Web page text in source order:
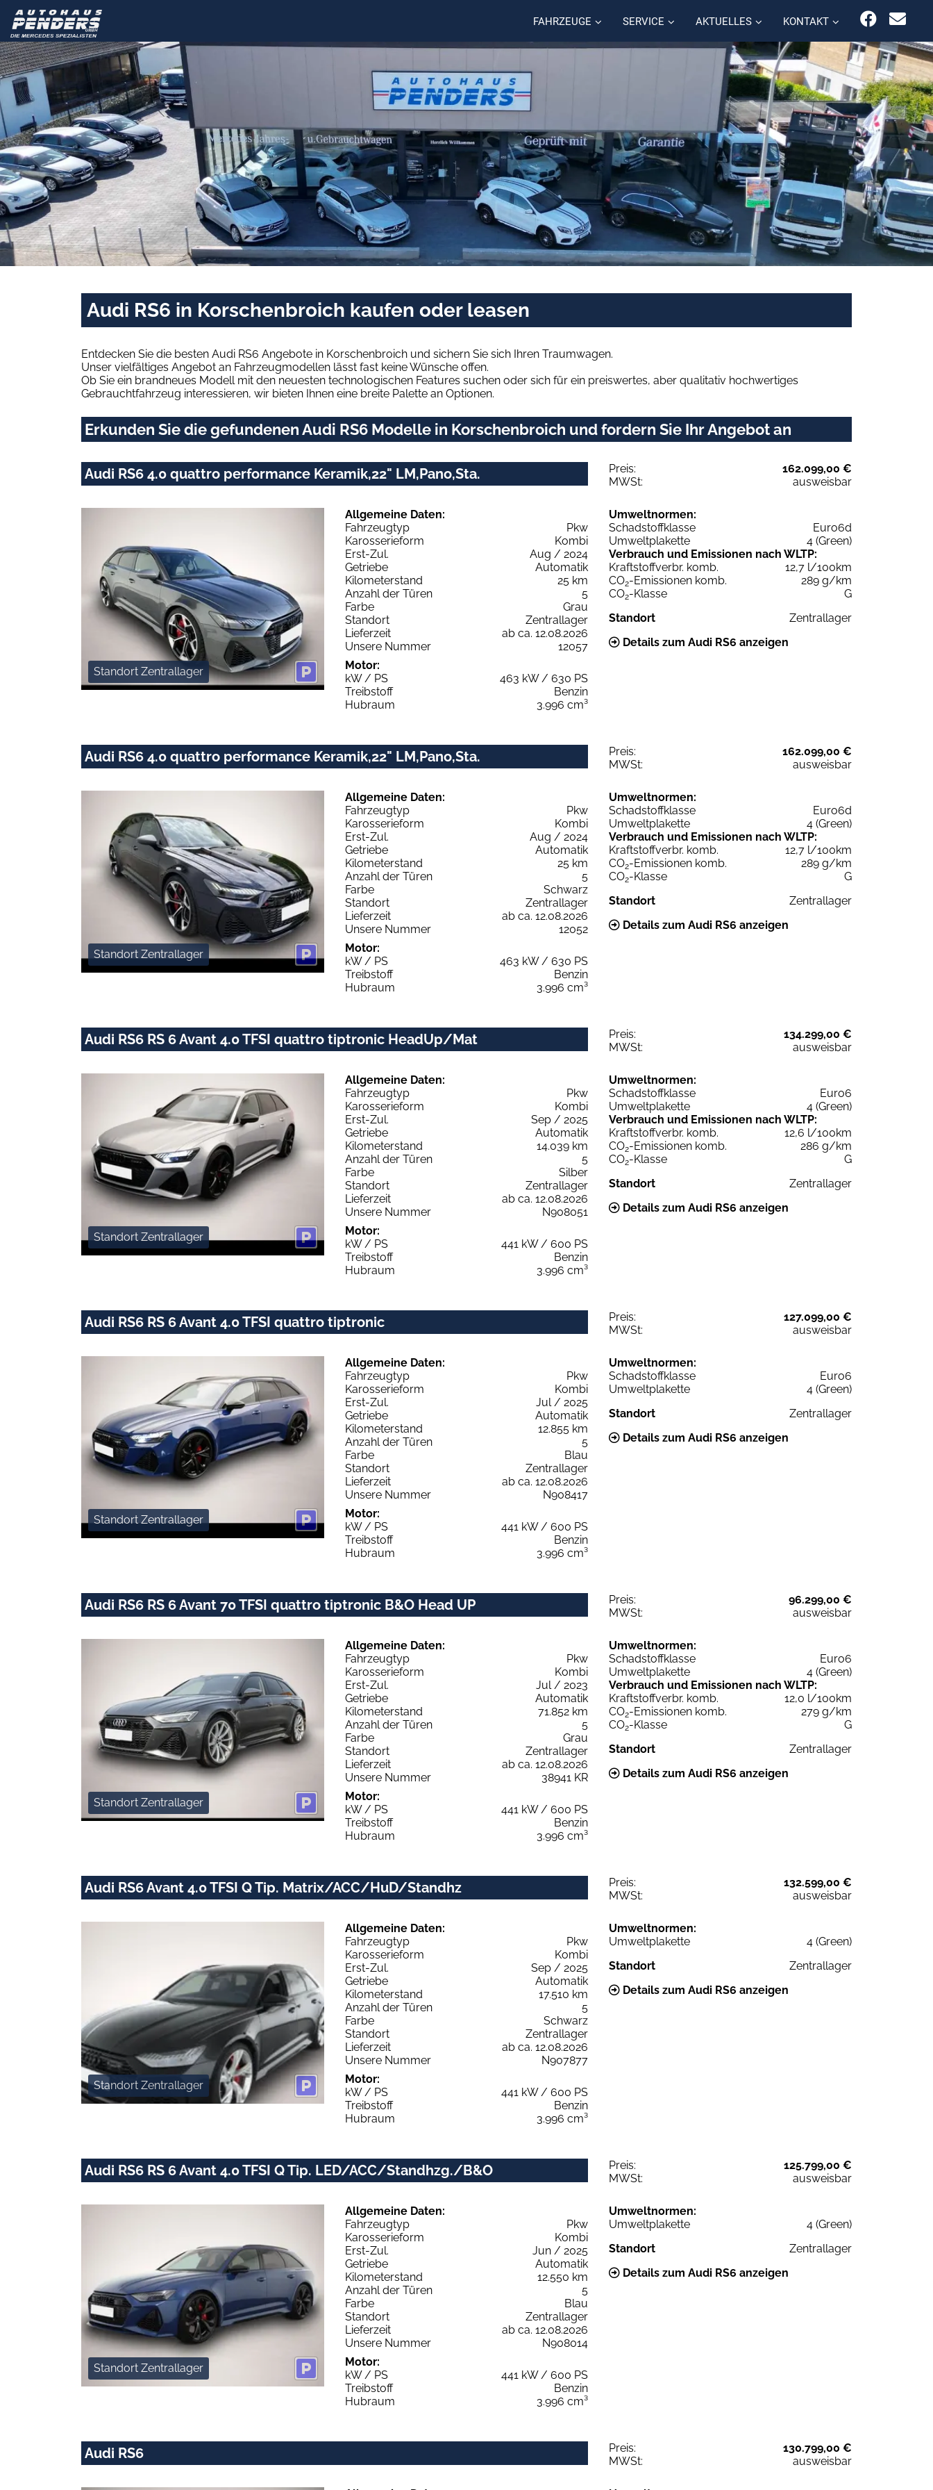
FAHRZEUGE SERVICE AKTUELLES KONTAKT
Audi RS6 in Korschenbroich kaufen oder leasen
Entdecken Sie die besten Audi RS6 Angebote in Korschenbroich und sichern Sie sich Ihren Traumwagen.
Unser vielfältiges Angebot an Fahrzeugmodellen lässt fast keine Wünsche offen.
Ob Sie ein brandneues Modell mit den neuesten technologischen Features suchen oder sich für ein preiswertes, aber qualitativ hochwertiges
Gebrauchtfahrzeug interessieren, wir bieten Ihnen eine breite Palette an Optionen.
Erkunden Sie die gefundenen Audi RS6 Modelle in Korschenbroich und fordern Sie Ihr Angebot an
Audi RS6 4.0 quattro performance Keramik,22" LM,Pano,Sta. Preis:
162.099,00 €
MWSt:
ausweisbar
Standort Zentrallager
Allgemeine Daten:
Fahrzeugtyp
Pkw
Karosserieform
Kombi
Erst-Zul.
Aug / 2024
Getriebe
Automatik
Kilometerstand
25 km
Anzahl der Türen
5
Farbe
Grau
Standort
Zentrallager
Lieferzeit
ab ca. 12.08.2026
Unsere Nummer
12057
Motor:
kW / PS
463 kW / 630 PS
Treibstoff
Benzin
Hubraum
3.996 cm³
Umweltnormen:
Schadstoffklasse
Euro6d
Umweltplakette
4 (Green)
Verbrauch und Emissionen nach WLTP:
Kraftstoffverbr. komb.
12,7 l/100km
CO2-Emissionen komb.
289 g/km
CO2-Klasse
G
Standort
Zentrallager
Details zum Audi RS6 anzeigen
Audi RS6 4.0 quattro performance Keramik,22" LM,Pano,Sta. Preis:
162.099,00 €
MWSt:
ausweisbar
Standort Zentrallager
Allgemeine Daten:
Fahrzeugtyp
Pkw
Karosserieform
Kombi
Erst-Zul.
Aug / 2024
Getriebe
Automatik
Kilometerstand
25 km
Anzahl der Türen
5
Farbe
Schwarz
Standort
Zentrallager
Lieferzeit
ab ca. 12.08.2026
Unsere Nummer
12052
Motor:
kW / PS
463 kW / 630 PS
Treibstoff
Benzin
Hubraum
3.996 cm³
Umweltnormen:
Schadstoffklasse
Euro6d
Umweltplakette
4 (Green)
Verbrauch und Emissionen nach WLTP:
Kraftstoffverbr. komb.
12,7 l/100km
CO2-Emissionen komb.
289 g/km
CO2-Klasse
G
Standort
Zentrallager
Details zum Audi RS6 anzeigen
Audi RS6 RS 6 Avant 4.0 TFSI quattro tiptronic HeadUp/Mat Preis:
134.299,00 €
MWSt:
ausweisbar
Standort Zentrallager
Allgemeine Daten:
Fahrzeugtyp
Pkw
Karosserieform
Kombi
Erst-Zul.
Sep / 2025
Getriebe
Automatik
Kilometerstand
14.039 km
Anzahl der Türen
5
Farbe
Silber
Standort
Zentrallager
Lieferzeit
ab ca. 12.08.2026
Unsere Nummer
N908051
Motor:
kW / PS
441 kW / 600 PS
Treibstoff
Benzin
Hubraum
3.996 cm³
Umweltnormen:
Schadstoffklasse
Euro6
Umweltplakette
4 (Green)
Verbrauch und Emissionen nach WLTP:
Kraftstoffverbr. komb.
12,6 l/100km
CO2-Emissionen komb.
286 g/km
CO2-Klasse
G
Standort
Zentrallager
Details zum Audi RS6 anzeigen
Audi RS6 RS 6 Avant 4.0 TFSI quattro tiptronic Preis:
127.099,00 €
MWSt:
ausweisbar
Standort Zentrallager
Allgemeine Daten:
Fahrzeugtyp
Pkw
Karosserieform
Kombi
Erst-Zul.
Jul / 2025
Getriebe
Automatik
Kilometerstand
12.855 km
Anzahl der Türen
5
Farbe
Blau
Standort
Zentrallager
Lieferzeit
ab ca. 12.08.2026
Unsere Nummer
N908417
Motor:
kW / PS
441 kW / 600 PS
Treibstoff
Benzin
Hubraum
3.996 cm³
Umweltnormen:
Schadstoffklasse
Euro6
Umweltplakette
4 (Green)
Standort
Zentrallager
Details zum Audi RS6 anzeigen
Audi RS6 RS 6 Avant 70 TFSI quattro tiptronic B&O Head UP Preis:
96.299,00 €
MWSt:
ausweisbar
Standort Zentrallager
Allgemeine Daten:
Fahrzeugtyp
Pkw
Karosserieform
Kombi
Erst-Zul.
Jul / 2023
Getriebe
Automatik
Kilometerstand
71.852 km
Anzahl der Türen
5
Farbe
Grau
Standort
Zentrallager
Lieferzeit
ab ca. 12.08.2026
Unsere Nummer
38941 KR
Motor:
kW / PS
441 kW / 600 PS
Treibstoff
Benzin
Hubraum
3.996 cm³
Umweltnormen:
Schadstoffklasse
Euro6
Umweltplakette
4 (Green)
Verbrauch und Emissionen nach WLTP:
Kraftstoffverbr. komb.
12,0 l/100km
CO2-Emissionen komb.
279 g/km
CO2-Klasse
G
Standort
Zentrallager
Details zum Audi RS6 anzeigen
Audi RS6 Avant 4.0 TFSI Q Tip. Matrix/ACC/HuD/Standhz Preis:
132.599,00 €
MWSt:
ausweisbar
Standort Zentrallager
Allgemeine Daten:
Fahrzeugtyp
Pkw
Karosserieform
Kombi
Erst-Zul.
Sep / 2025
Getriebe
Automatik
Kilometerstand
17.510 km
Anzahl der Türen
5
Farbe
Schwarz
Standort
Zentrallager
Lieferzeit
ab ca. 12.08.2026
Unsere Nummer
N907877
Motor:
kW / PS
441 kW / 600 PS
Treibstoff
Benzin
Hubraum
3.996 cm³
Umweltnormen:
Umweltplakette
4 (Green)
Standort
Zentrallager
Details zum Audi RS6 anzeigen
Audi RS6 RS 6 Avant 4.0 TFSI Q Tip. LED/ACC/Standhzg./B&O Preis:
125.799,00 €
MWSt:
ausweisbar
Standort Zentrallager
Allgemeine Daten:
Fahrzeugtyp
Pkw
Karosserieform
Kombi
Erst-Zul.
Jun / 2025
Getriebe
Automatik
Kilometerstand
12.550 km
Anzahl der Türen
5
Farbe
Blau
Standort
Zentrallager
Lieferzeit
ab ca. 12.08.2026
Unsere Nummer
N908014
Motor:
kW / PS
441 kW / 600 PS
Treibstoff
Benzin
Hubraum
3.996 cm³
Umweltnormen:
Umweltplakette
4 (Green)
Standort
Zentrallager
Details zum Audi RS6 anzeigen
Audi RS6 Preis:
130.799,00 €
MWSt:
ausweisbar